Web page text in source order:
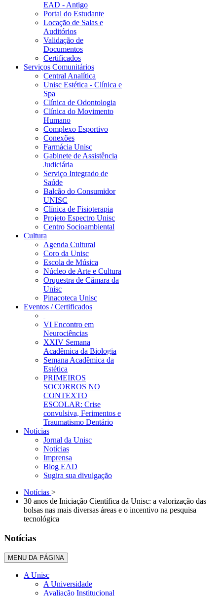
EAD - Antigo
Portal do Estudante
Locação de Salas e
Auditórios
Validação de
Documentos
Certificados
Serviços Comunitários
Central Analítica
Unisc Estética - Clínica e
Spa
Clínica de Odontologia
Clínica do Movimento
Humano
Complexo Esportivo
Conexões
Farmácia Unisc
Gabinete de Assistência
Judiciária
Serviço Integrado de
Saúde
Balcão do Consumidor
UNISC
Clínica de Fisioterapia
Projeto Espectro Unisc
Centro Socioambiental
Cultura
Agenda Cultural
Coro da Unisc
Escola de Música
Núcleo de Arte e Cultura
Orquestra de Câmara da
Unisc
Pinacoteca Unisc
Eventos / Certificados
VI Encontro em
Neurociências
XXIV Semana
Acadêmica da Biologia
Semana Acadêmica da
Estética
PRIMEIROS
SOCORROS NO
CONTEXTO
ESCOLAR: Crise
convulsiva, Ferimentos e
Traumatismo Dentário
Notícias
Jornal da Unisc
Notícias
Imprensa
Blog EAD
Sugira sua divulgação
Notícias >
30 anos de Iniciação Científica da Unisc: a valorização das
bolsas nas mais diversas áreas e o incentivo na pesquisa
tecnológica
Notícias
MENU DA PÁGINA
A Unisc
A Universidade
Avaliação Institucional